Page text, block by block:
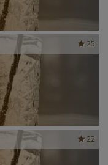
25
22